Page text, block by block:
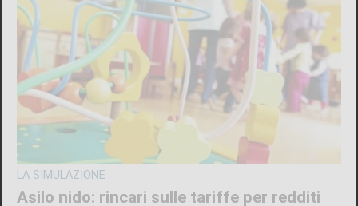
LA SIMULAZIONE
Asilo nido: rincari sulle tariffe per redditi